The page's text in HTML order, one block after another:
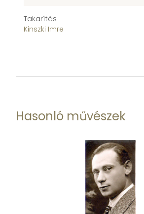
Takarítás
Kinszki Imre
Hasonló művészek